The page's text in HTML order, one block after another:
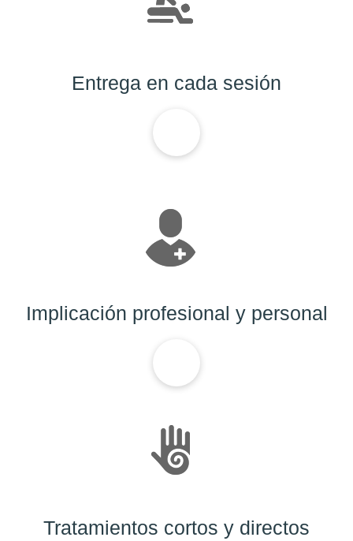
Entrega en cada sesión
Implicación profesional y personal
Tratamientos cortos y directos